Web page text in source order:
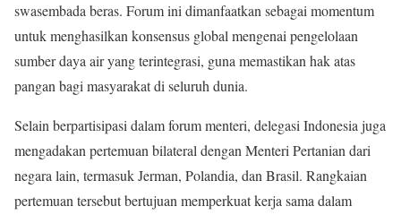
swasembada beras. Forum ini dimanfaatkan sebagai momentum
untuk menghasilkan konsensus global mengenai pengelolaan
sumber daya air yang terintegrasi, guna memastikan hak atas
pangan bagi masyarakat di seluruh dunia.
Selain berpartisipasi dalam forum menteri, delegasi Indonesia juga
mengadakan pertemuan bilateral dengan Menteri Pertanian dari
negara lain, termasuk Jerman, Polandia, dan Brasil. Rangkaian
pertemuan tersebut bertujuan memperkuat kerja sama dalam